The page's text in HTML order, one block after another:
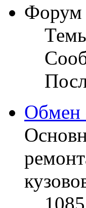
Форум
Обмен
1085